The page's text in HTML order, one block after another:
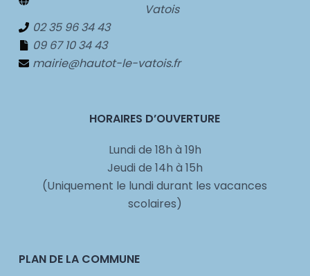
Vatois
02 35 96 34 43
09 67 10 34 43
mairie@hautot-le-vatois.fr
HORAIRES D’OUVERTURE
Lundi de 18h à 19h
Jeudi de 14h à 15h
(Uniquement le lundi durant les vacances
scolaires)
PLAN DE LA COMMUNE